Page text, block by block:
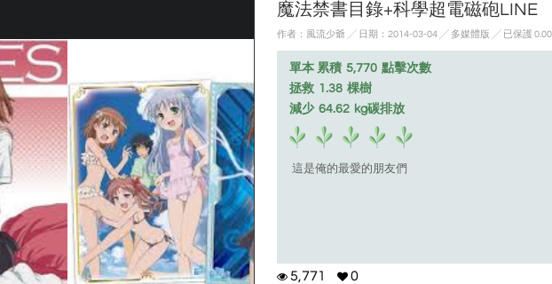
魔法禁書目錄+科學超電磁砲LINE
作者：風流少爺 ╱ 日期：2014-03-04 ╱ 多媒體版 ╱ 已保護
單本 累積 5,770 點擊次數
拯救 1.38 棵樹
減少 64.62 kg碳排放
這是俺的最愛的朋友們
5,771 0